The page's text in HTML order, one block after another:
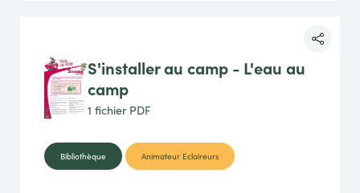
S'installer au camp - L'eau au
camp
1 fichier PDF
Bibliothèque Animateur Eclaireurs